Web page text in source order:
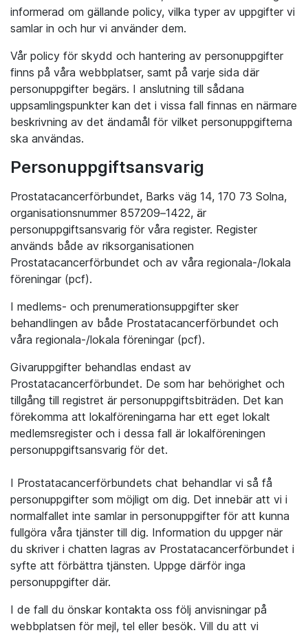
informerad om gällande policy, vilka typer av uppgifter vi
samlar in och hur vi använder dem.
Vår policy för skydd och hantering av personuppgifter
finns på våra webbplatser, samt på varje sida där
personuppgifter begärs. I anslutning till sådana
uppsamlingspunkter kan det i vissa fall finnas en närmare
beskrivning av det ändamål för vilket personuppgifterna
ska användas.
Personuppgiftsansvarig
Prostatacancerförbundet, Barks väg 14, 170 73 Solna,
organisationsnummer 857209–1422, är
personuppgiftsansvarig för våra register. Register
används både av riksorganisationen
Prostatacancerförbundet och av våra regionala-/lokala
föreningar (pcf).
I medlems- och prenumerationsuppgifter sker
behandlingen av både Prostatacancerförbundet och
våra regionala-/lokala föreningar (pcf).
Givaruppgifter behandlas endast av
Prostatacancerförbundet. De som har behörighet och
tillgång till registret är personuppgiftsbiträden. Det kan
förekomma att lokalföreningarna har ett eget lokalt
medlemsregister och i dessa fall är lokalföreningen
personuppgiftsansvarig för det.
I Prostatacancerförbundets chat behandlar vi så få
personuppgifter som möjligt om dig. Det innebär att vi i
normalfallet inte samlar in personuppgifter för att kunna
fullgöra våra tjänster till dig. Information du uppger när
du skriver i chatten lagras av Prostatacancerförbundet i
syfte att förbättra tjänsten. Uppge därför inga
personuppgifter där.
I de fall du önskar kontakta oss följ anvisningar på
webbplatsen för mejl, tel eller besök. Vill du att vi